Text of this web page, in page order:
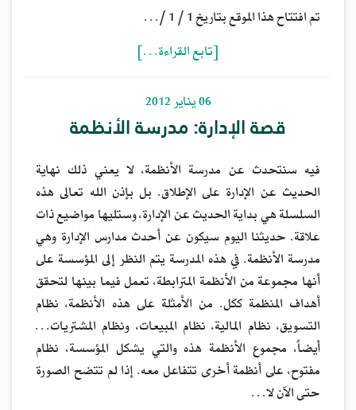
تم افتتاح هذا الموقع بتاريخ 1 / 1 /…
[تابع القراءة…]
06 يناير 2012
قصة الإدارة: مدرسة الأنظمة
فيه سنتحدث عن مدرسة الأنظمة، لا يعني ذلك نهاية
الحديث عن الإدارة على الإطلاق. بل بإذن الله تعالى هذه
السلسلة هي بداية الحديث عن الإدارة، وستليها مواضيع ذات
علاقة. حديثنا اليوم سيكون عن أحدث مدارس الإدارة وهي
مدرسة الأنظمة. في هذه المدرسة يتم النظر إلى المؤسسة على
أنها مجموعة من الأنظمة المترابطة، تعمل فيما بينها لتحقق
أهداف المنظمة ككل. من الأمثلة على هذه الأنظمة، نظام
التسويق، نظام المالية، نظام المبيعات، ونظام المشتريات…
أيضاً، مجموع الأنظمة هذه والتي يشكل المؤسسة، نظام
مفتوح، على أنظمة أخرى تتفاعل معه. إذا لم تتضح الصورة
حتى الآن لا…